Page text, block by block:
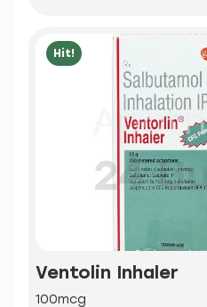
Hit!
Ventolin Inhaler
100mcg